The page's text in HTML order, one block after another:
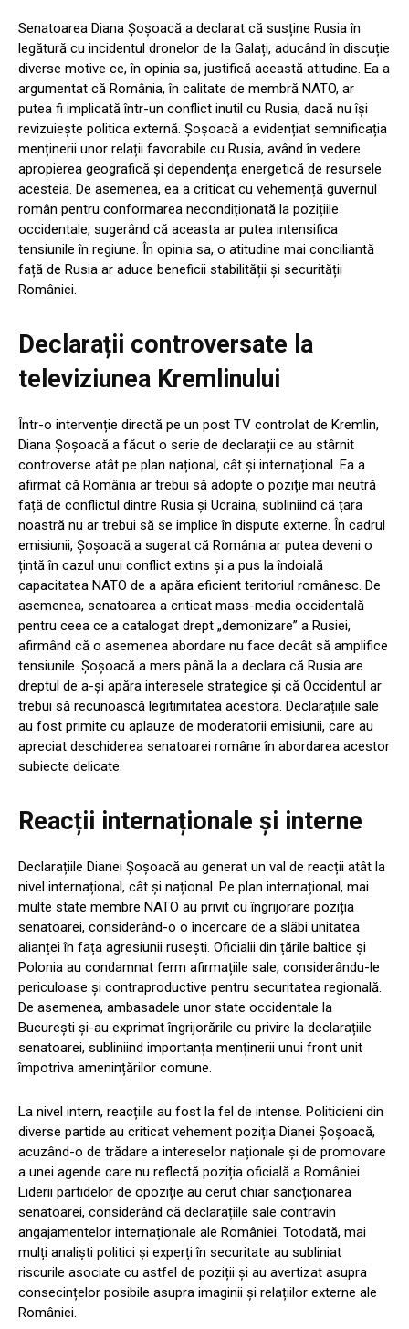
Senatoarea Diana Șoșoacă a declarat că susține Rusia în
legătură cu incidentul dronelor de la Galați, aducând în discuție
diverse motive ce, în opinia sa, justifică această atitudine. Ea a
argumentat că România, în calitate de membră NATO, ar
putea fi implicată într-un conflict inutil cu Rusia, dacă nu își
revizuiește politica externă. Șoșoacă a evidențiat semnificația
menținerii unor relații favorabile cu Rusia, având în vedere
apropierea geografică și dependența energetică de resursele
acesteia. De asemenea, ea a criticat cu vehemență guvernul
român pentru conformarea necondiționată la pozițiile
occidentale, sugerând că aceasta ar putea intensifica
tensiunile în regiune. În opinia sa, o atitudine mai conciliantă
față de Rusia ar aduce beneficii stabilității și securității
României.
Declarații controversate la
televiziunea Kremlinului
Într-o intervenție directă pe un post TV controlat de Kremlin,
Diana Șoșoacă a făcut o serie de declarații ce au stârnit
controverse atât pe plan național, cât și internațional. Ea a
afirmat că România ar trebui să adopte o poziție mai neutră
față de conflictul dintre Rusia și Ucraina, subliniind că țara
noastră nu ar trebui să se implice în dispute externe. În cadrul
emisiunii, Șoșoacă a sugerat că România ar putea deveni o
țintă în cazul unui conflict extins și a pus la îndoială
capacitatea NATO de a apăra eficient teritoriul românesc. De
asemenea, senatoarea a criticat mass-media occidentală
pentru ceea ce a catalogat drept „demonizare” a Rusiei,
afirmând că o asemenea abordare nu face decât să amplifice
tensiunile. Șoșoacă a mers până la a declara că Rusia are
dreptul de a-și apăra interesele strategice și că Occidentul ar
trebui să recunoască legitimitatea acestora. Declarațiile sale
au fost primite cu aplauze de moderatorii emisiunii, care au
apreciat deschiderea senatoarei române în abordarea acestor
subiecte delicate.
Reacții internaționale și interne
Declarațiile Dianei Șoșoacă au generat un val de reacții atât la
nivel internațional, cât și național. Pe plan internațional, mai
multe state membre NATO au privit cu îngrijorare poziția
senatoarei, considerând-o o încercare de a slăbi unitatea
alianței în fața agresiunii rusești. Oficialii din țările baltice și
Polonia au condamnat ferm afirmațiile sale, considerându-le
periculoase și contraproductive pentru securitatea regională.
De asemenea, ambasadele unor state occidentale la
București și-au exprimat îngrijorările cu privire la declarațiile
senatoarei, subliniind importanța menținerii unui front unit
împotriva amenințărilor comune.
La nivel intern, reacțiile au fost la fel de intense. Politicieni din
diverse partide au criticat vehement poziția Dianei Șoșoacă,
acuzând-o de trădare a intereselor naționale și de promovare
a unei agende care nu reflectă poziția oficială a României.
Liderii partidelor de opoziție au cerut chiar sancționarea
senatoarei, considerând că declarațiile sale contravin
angajamentelor internaționale ale României. Totodată, mai
mulți analiști politici și experți în securitate au subliniat
riscurile asociate cu astfel de poziții și au avertizat asupra
consecințelor posibile asupra imaginii și relațiilor externe ale
României.